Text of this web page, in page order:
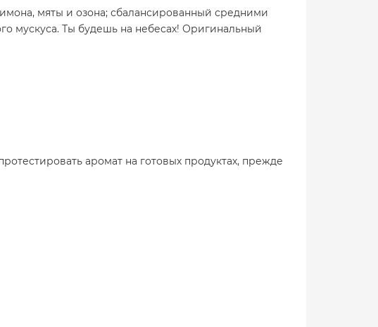
мяты и озона; сбалансированный средними
мускуса. Ты будешь на небесах! Оригинальный
аромат на готовых продуктах, прежде